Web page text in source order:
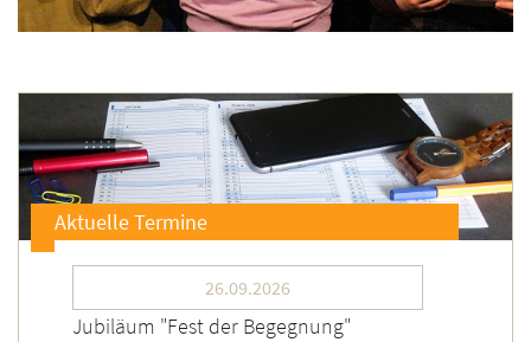
Aktuelle Termine
26.09.2026
Jubiläum "Fest der Begegnung"